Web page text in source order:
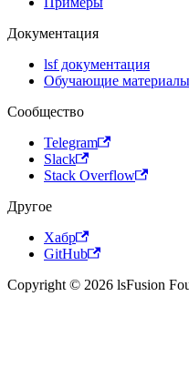
Документация
lsf документация
Обучающие материалы
Сообщество
Telegram
Slack
Stack Overflow
Другое
Хабр
GitHub
Copyright © 2026 lsFusion